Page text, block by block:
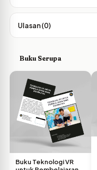
Ulasan (0)
Buku Serupa
Buku Teknologi VR